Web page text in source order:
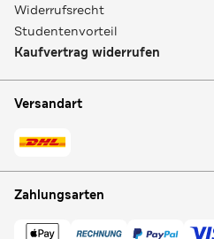
Widerrufsrecht
Studentenvorteil
Kaufvertrag widerrufen
Versandart
Zahlungsarten